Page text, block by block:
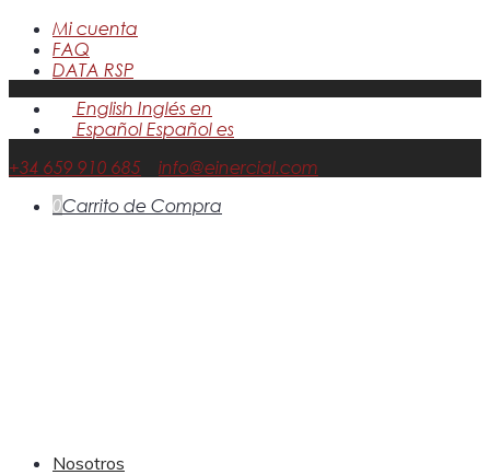
Mi cuenta
FAQ
DATA RSP
English Inglés en
Español Español es
+34 659 910 685
info@einercial.com
0Carrito de Compra
Nosotros